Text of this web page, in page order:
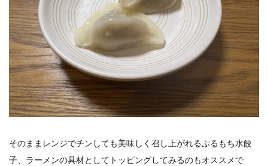
そのままレンジでチンしても美味しく召し上がれるぷるもち水餃
子、ラーメンの具材としてトッピングしてみるのもオススメで